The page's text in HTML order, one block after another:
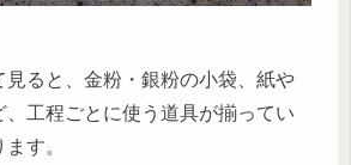
見ると、金粉・銀粉の小袋、紙や
、工程ごとに使う道具が揃ってい
す。